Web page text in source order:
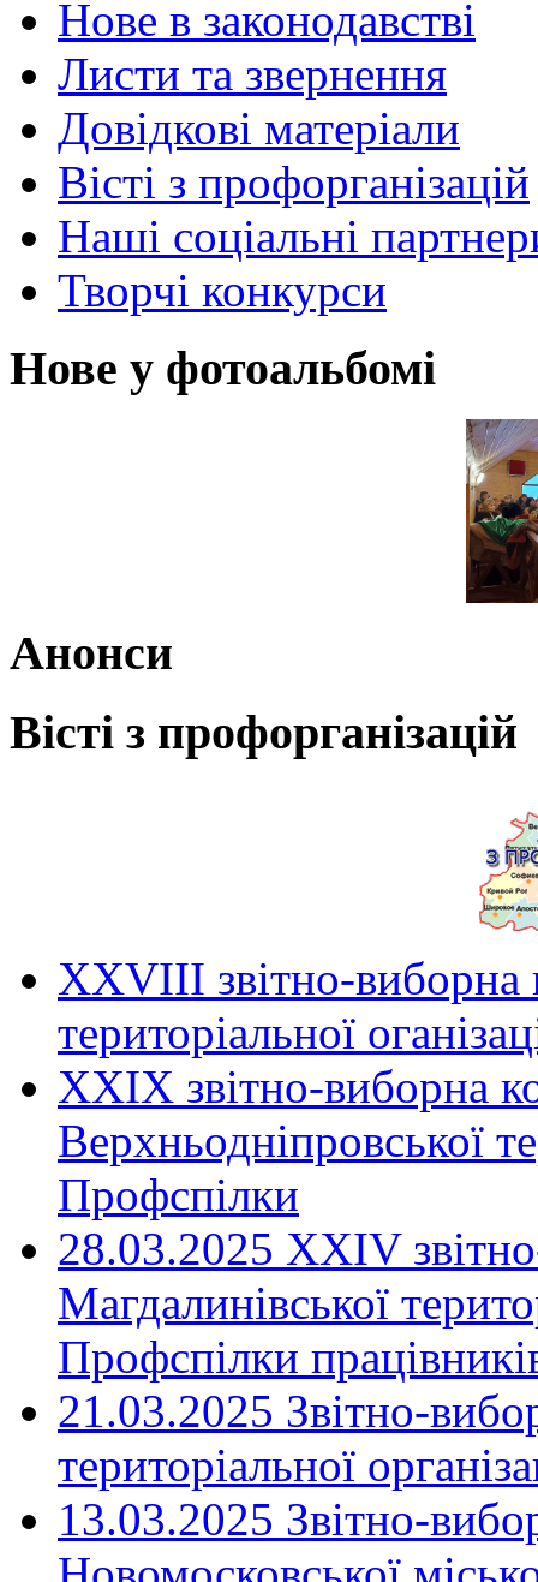
Нове в законодавстві
Листи та звернення
Довідкові матеріали
Вісті з профорганізацій
Наші соціальні
Творчі конкурси
Нове у фотоальбомі
Анонси
Вісті з профорганізацій
ХХVIII звітно-виборна
територіальної
XXIX звітно-виборна
Верхньодніпровської
Профспілки
28.03.2025 ХХІV
Магдалинівської
Профспілки
21.03.2025 Звітно-
територіальної
13.03.2025 Звітно-